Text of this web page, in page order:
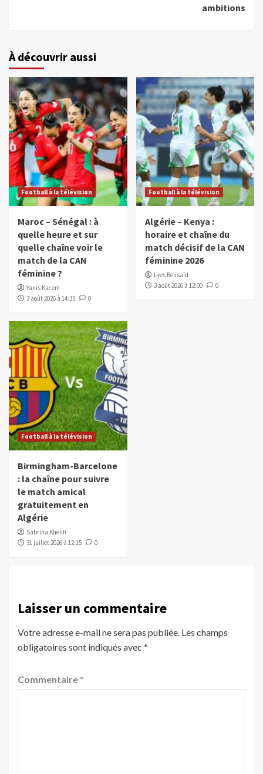
ambitions
À découvrir aussi
Football à la télévision
Maroc – Sénégal : à
quelle heure et sur
quelle chaîne voir le
match de la CAN
féminine ?
Yanis Kacem
3 août 2026 à 14:35
0
Football à la télévision
Algérie – Kenya :
horaire et chaîne du
match décisif de la CAN
féminine 2026
Lyes Bensaïd
3 août 2026 à 12:00
0
Football à la télévision
Birmingham-Barcelone
: la chaîne pour suivre
le match amical
gratuitement en
Algérie
Sabrina Khelifi
31 juillet 2026 à 12:15
0
Laisser un commentaire
Votre adresse e-mail ne sera pas publiée. Les champs
obligatoires sont indiqués avec *
Commentaire *